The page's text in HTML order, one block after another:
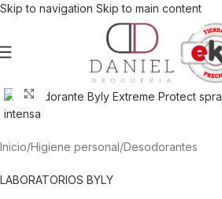
Skip to navigation Skip to main content
Haga Click para agrandar
Inicio/Higiene personal/Desodorantes
LABORATORIOS BYLY